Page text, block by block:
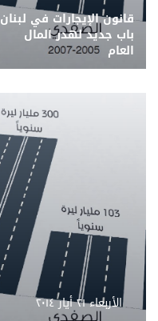
قانون الإيجارات في لبنان
باب جديد لهدر المال
العام
الأربعاء ٢١ أيار ٢٠١٤